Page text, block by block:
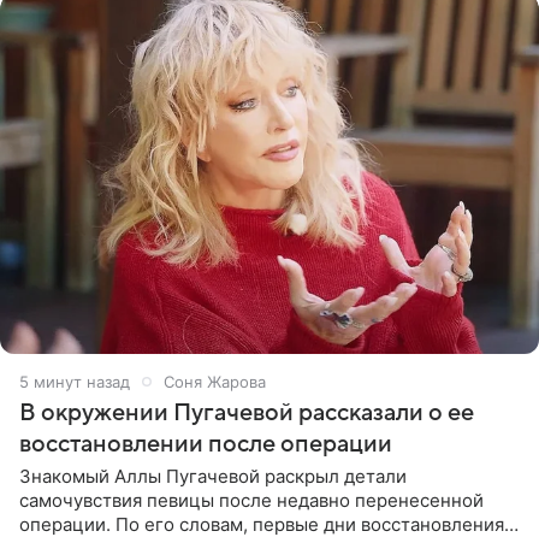
6 минут назад Соня Жарова
В окружении Пугачевой рассказали о ее
восстановлении после операции
Знакомый Аллы Пугачевой раскрыл детали
самочувствия певицы после недавно перенесенной
операции. По его словам, первые дни восстановления